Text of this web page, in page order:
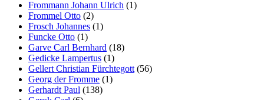
Frommann Johann Ulrich (1)
Frommel Otto (2)
Frosch Johannes (1)
Funcke Otto (1)
Garve Carl Bernhard (18)
Gedicke Lampertus (1)
Gellert Christian Fürchtegott (56)
Georg der Fromme (1)
Gerhardt Paul (138)